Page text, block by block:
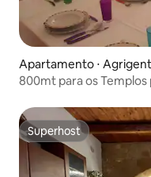
Apartamento ⋅
800mt para os
Superhost
Superhost